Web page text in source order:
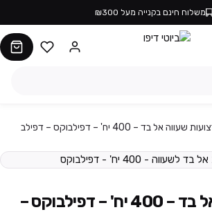
משלוח חינם בקנייה מעל ₪300
שעווה אל בד – 400 יח' – דפילבוקס – דפילב
רצועות שעווה אל בד – 400 יח' – דפילבוקס –